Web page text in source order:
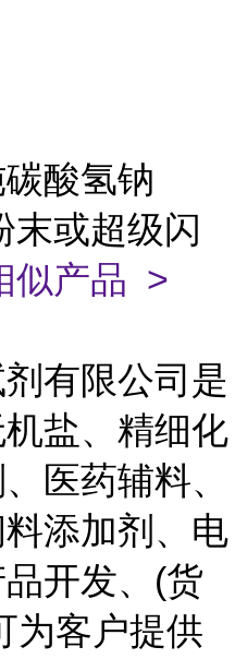
酸氢钠
末或超级闪
似产品 >
有限公司是
盐、精细化
医药辅料、
添加剂、电
开发、(货
为客户提供